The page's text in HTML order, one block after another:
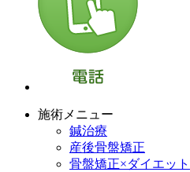
施術メニュー
鍼治療
産後骨盤矯正
骨盤矯正×ダイエット